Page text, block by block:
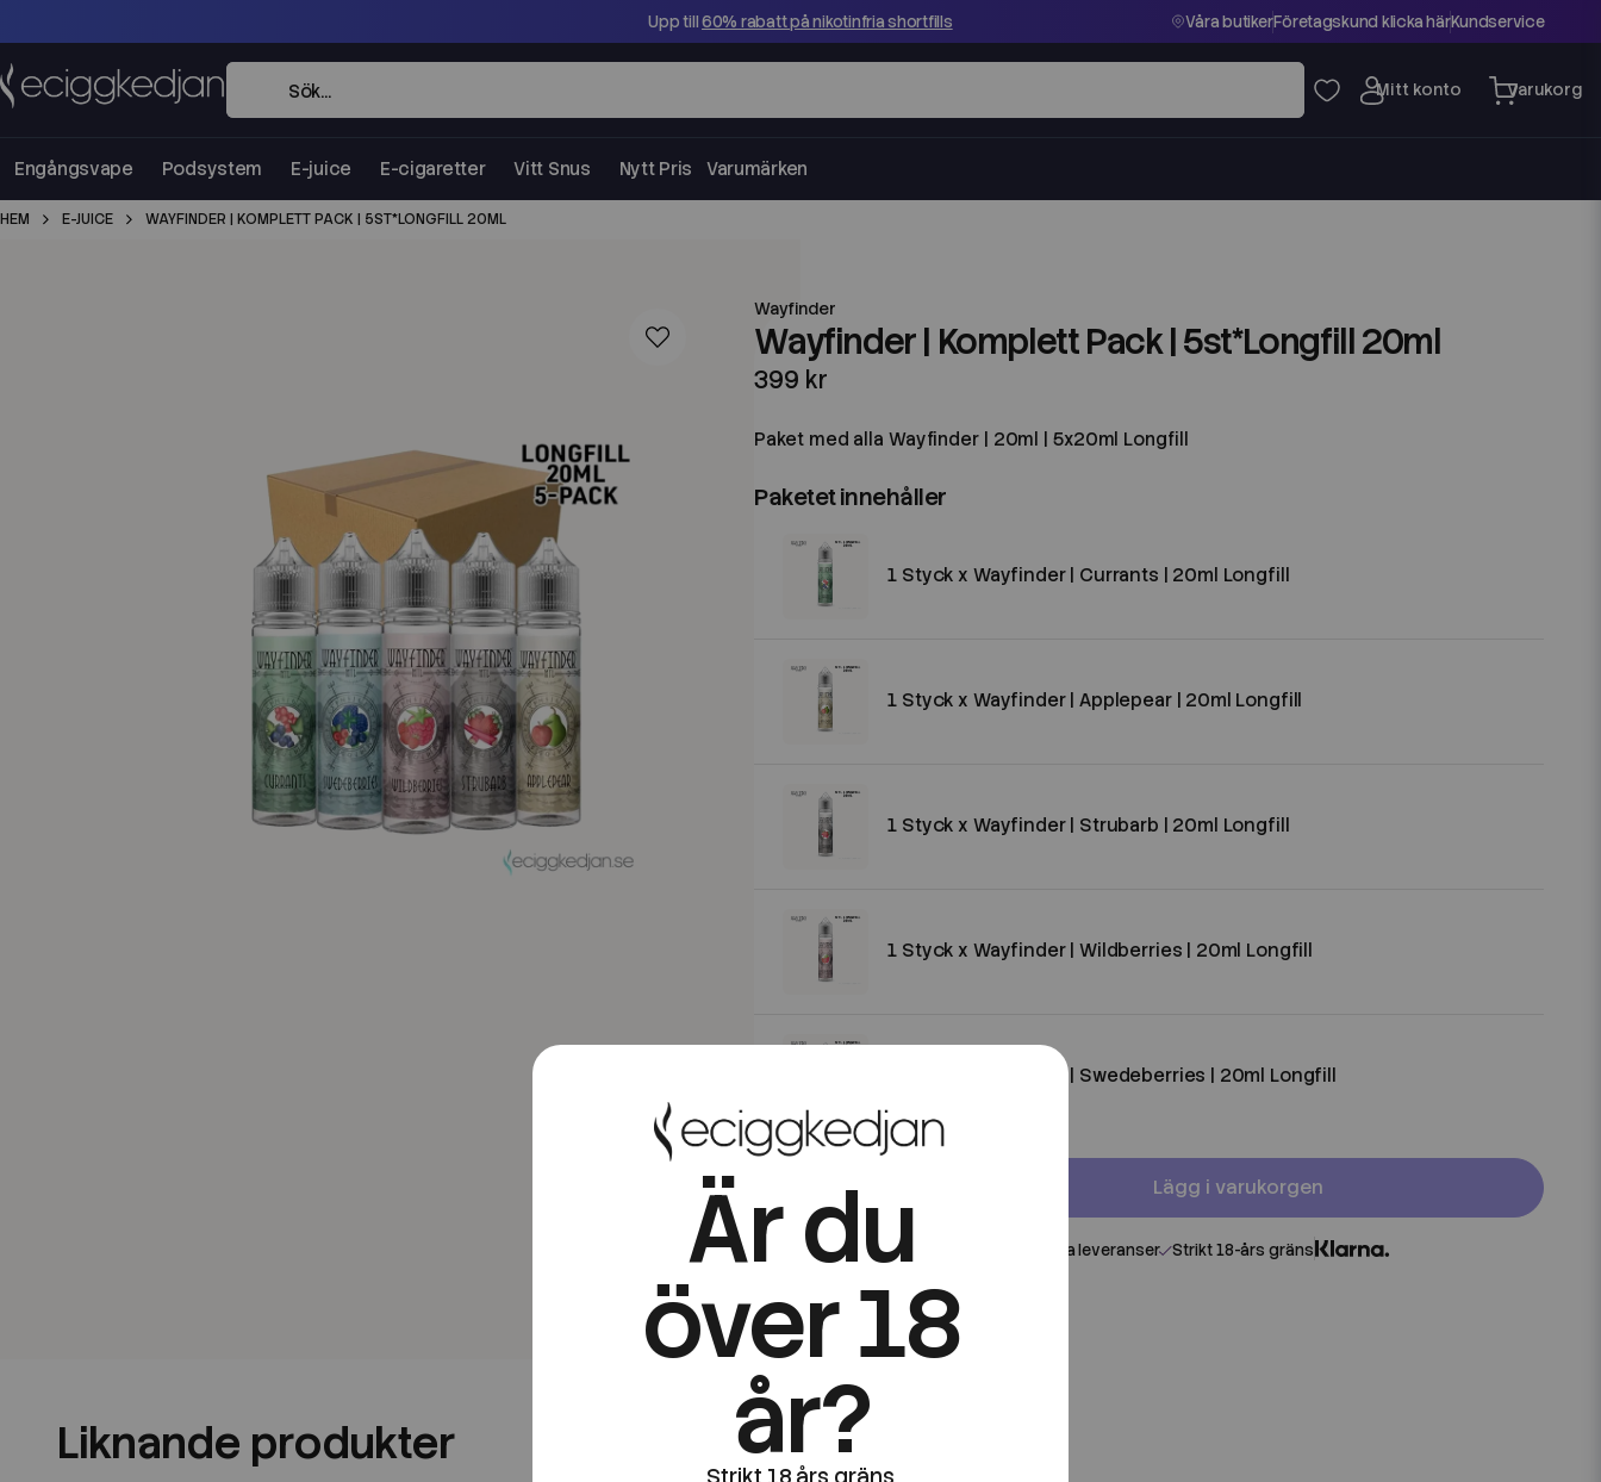
Upp till60% rabatt på nikotinfria shortfills Våra butikerFöretagskund klicka härKundservice
Engångsvape Podsystem E-juice E-cigaretter Vitt Snus Nytt Pris Varumärken
HEM E-JUICE WAYFINDER | KOMPLETT PACK | 5ST*LONGFILL 20ML
Wayfinder
Wayfinder | Komplett Pack | 5st*Longfill 20ml
399 kr
Paket med alla Wayfinder | 20ml | 5x20ml Longfill
Paketet innehåller
1 Styck x Wayfinder | Currants | 20ml Longfill
1 Styck x Wayfinder | Applepear | 20ml Longfill
1 Styck x Wayfinder | Strubarb | 20ml Longfill
1 Styck x Wayfinder | Wildberries | 20ml Longfill
1 Styck x Wayfinder | Swedeberries | 20ml Longfill
Lägg i varukorgen
Snabba leveranser Strikt 18-års gräns
Liknande produkter
Är du
över 18
år?